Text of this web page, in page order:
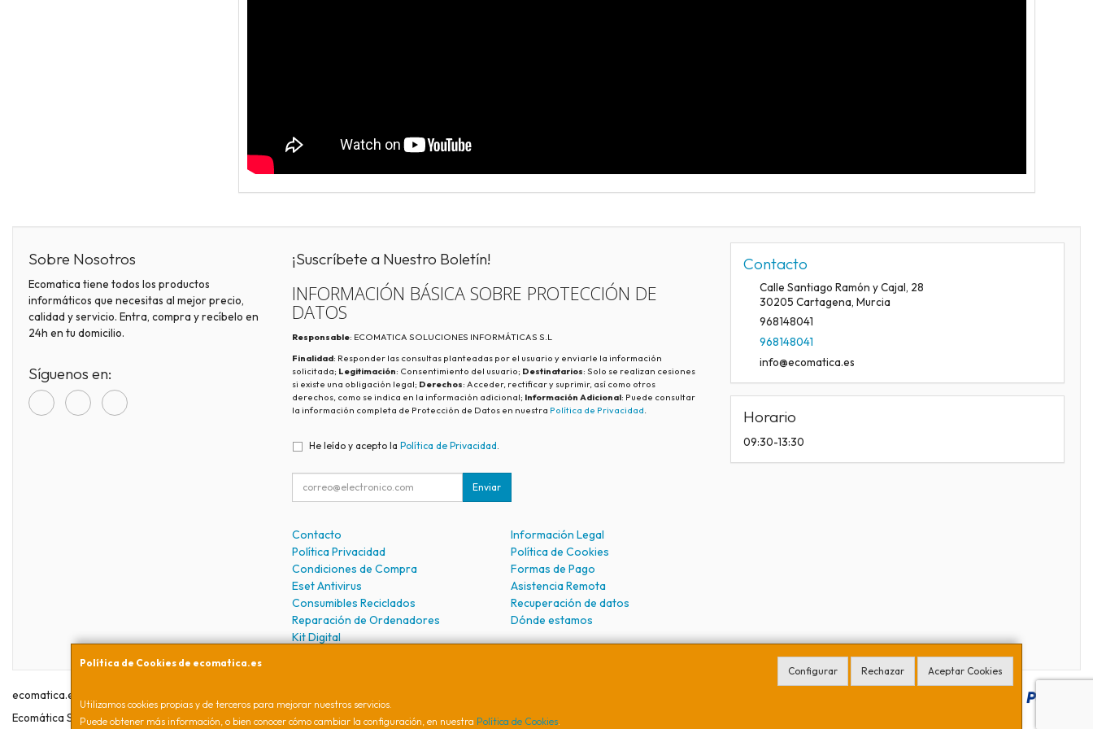
Política de Cookies de ecomatica.es
Configurar Rechazar Aceptar Cookies
Utilizamos cookies propias y de terceros para mejorar nuestros servicios.
Puede obtener más información, o bien conocer cómo cambiar la configuración, en nuestra Política de Cookies.
Sobre Nosotros
Ecomatica tiene todos los productos
informáticos que necesitas al mejor precio,
calidad y servicio. Entra, compra y recíbelo en
24h en tu domicilio.
Síguenos en:
¡Suscríbete a Nuestro Boletín!
INFORMACIÓN BÁSICA SOBRE PROTECCIÓN DE
DATOS
Responsable: ECOMATICA SOLUCIONES INFORMÁTICAS S.L
Finalidad: Responder las consultas planteadas por el usuario y enviarle la información
solicitada; Legitimación: Consentimiento del usuario; Destinatarios: Solo se realizan cesiones
si existe una obligación legal; Derechos: Acceder, rectificar y suprimir, así como otros
derechos, como se indica en la información adicional; Información Adicional: Puede consultar
la información completa de Protección de Datos en nuestra Política de Privacidad.
He leído y acepto la Política de Privacidad
Enviar
Contacto
Información Legal
Política Privacidad
Política de Cookies
Condiciones de Compra
Formas de Pago
Eset Antivirus
Asistencia Remota
Consumibles Reciclados
Recuperación de datos
Reparación de Ordenadores
Dónde estamos
Kit Digital
Contacto
Calle Santiago Ramón y Cajal, 28
30205 Cartagena, Murcia
968148041
968148041
info@ecomatica.es
Horario
09:30-13:30
ecomatica.es © 2026
Ecomática Soluciones Informáticas S.L. CIF B16941254. Calle Santiago Ramón y Cajal, 28, 30205, Cartagena (Murcia), España